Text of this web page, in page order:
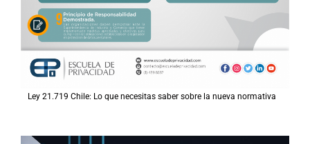
Ley 21.719 Chile: Lo que necesitas saber sobre la nueva normativa